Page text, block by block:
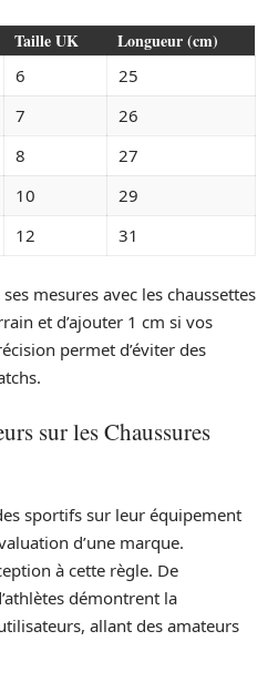
Taille UK Longueur (cm)
6
25
7
26
8
27
10
29
12 31
mesures avec les chaussettes
et d’ajouter 1 cm si vos
permet d’éviter des
sur les Chaussures
sportifs sur leur équipement
d’une marque.
à cette règle. De
démontrent la
allant des amateurs